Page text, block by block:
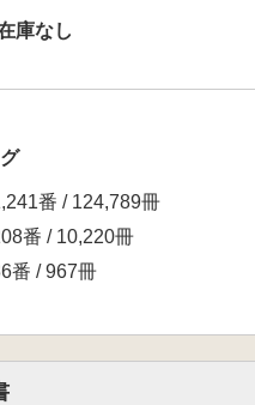
庫なし
番 / 124,789冊
番 / 10,220冊
番 / 967冊